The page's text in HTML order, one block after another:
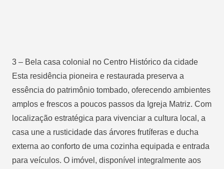
3 – Bela casa colonial no Centro Histórico da cidade
Esta residência pioneira e restaurada preserva a
essência do patrimônio tombado, oferecendo ambientes
amplos e frescos a poucos passos da Igreja Matriz. Com
localização estratégica para vivenciar a cultura local, a
casa une a rusticidade das árvores frutíferas e ducha
externa ao conforto de uma cozinha equipada e entrada
para veículos. O imóvel, disponível integralmente aos